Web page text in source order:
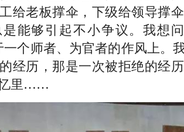
给老板撑伞，下级给领导撑
能够引起不小争议。我想
一个师者、为官者的作风上。
经历，那是一次被拒绝的经
忆里……